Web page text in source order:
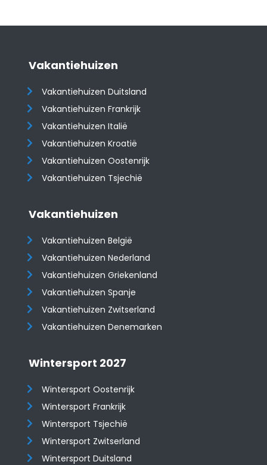
Vakantiehuizen
Vakantiehuizen Duitsland
Vakantiehuizen Frankrijk
Vakantiehuizen Italië
Vakantiehuizen Kroatië
​​​​​​​Vakantiehuizen Oostenrijk
Vakantiehuizen Tsjechië
Vakantiehuizen
Vakantiehuizen België
Vakantiehuizen Nederland
Vakantiehuizen Griekenland
Vakantiehuizen Spanje
​​​​​​​Vakantiehuizen Zwitserland
Vakantiehuizen Denemarken
Wintersport 2027
Wintersport Oostenrijk
Wintersport Frankrijk
Wintersport Tsjechië
Wintersport Zwitserland
Wintersport Duitsland